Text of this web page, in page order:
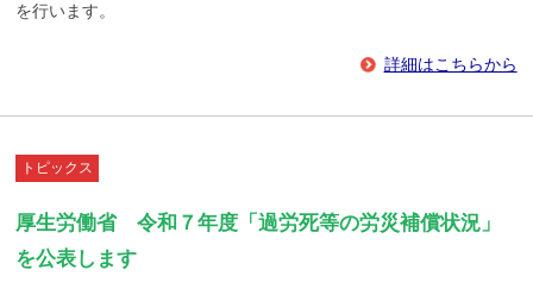
を行います。
詳細はこちらから
トピックス
厚生労働省 令和７年度「過労死等の労災補償状況」
を公表します